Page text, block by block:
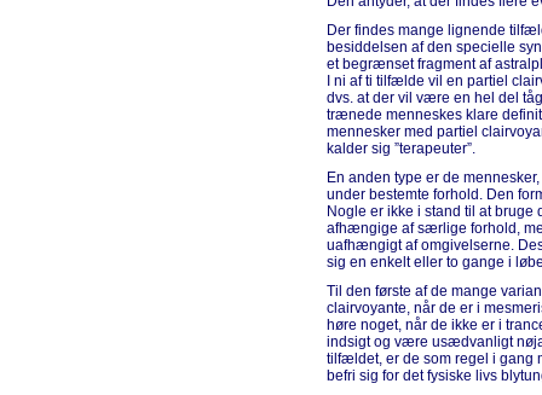
Der findes mange lignende
besiddelsen af den specielle
et begrænset fragment af
I ni af ti tilfælde vil en partiel
dvs. at der vil være en hel del
trænede menneskes klare
mennesker med partiel
kalder sig ”terapeuter”.
En anden type er de
under bestemte forhold. Den
Nogle er ikke i stand til at
afhængige af særlige forhold,
uafhængigt af omgivelserne.
sig en enkelt eller to gange i
Til den første af de mange
clairvoyante, når de er i
høre noget, når de ikke er i
indsigt og være usædvanligt
tilfældet, er de som regel i gang
befri sig for det fysiske livs